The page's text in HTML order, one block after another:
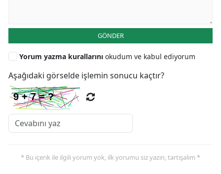
GÖNDER
Yorum yazma kurallarını okudum ve kabul ediyorum
Aşağıdaki görselde işlemin sonucu kaçtır?
* Bu içerik ile ilgili yorum yok, ilk yorumu siz yazın, tartışalım *